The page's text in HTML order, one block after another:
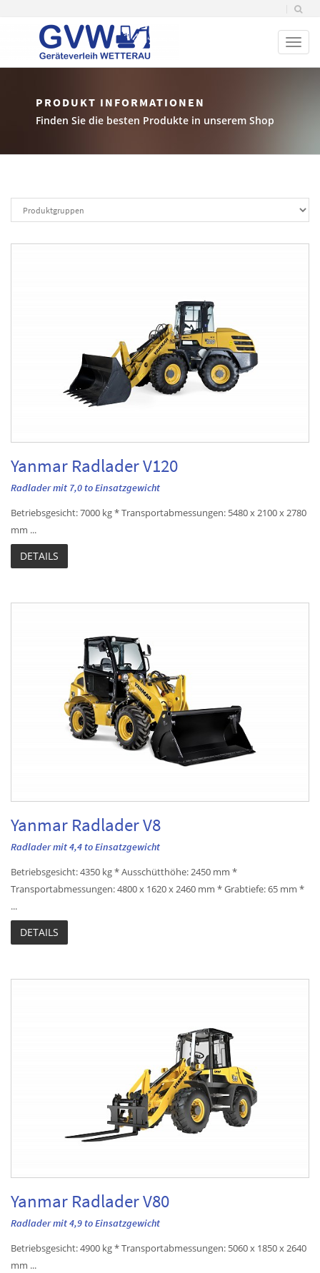
PRODUKT INFORMATIONEN
Finden Sie die besten Produkte in unserem Shop
Yanmar Radlader V120
Radlader mit 7,0 to Einsatzgewicht
Betriebsgesicht: 7000 kg * Transportabmessungen: 5480 x 2100 x 2780
mm ...
DETAILS
Yanmar Radlader V8
Radlader mit 4,4 to Einsatzgewicht
Betriebsgesicht: 4350 kg * Ausschütthöhe: 2450 mm *
Transportabmessungen: 4800 x 1620 x 2460 mm * Grabtiefe: 65 mm *
...
DETAILS
Yanmar Radlader V80
Radlader mit 4,9 to Einsatzgewicht
Betriebsgesicht: 4900 kg * Transportabmessungen: 5060 x 1850 x 2640
mm ...